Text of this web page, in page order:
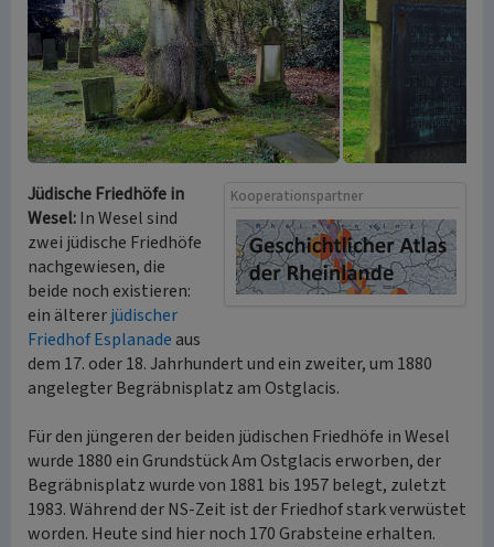
Kooperationspartner
Jüdische Friedhöfe in
Wesel:In Wesel sind
zwei jüdische Friedhöfe
nachgewiesen, die
beide noch existieren:
ein ältererjüdischer
Friedhof Esplanade aus
dem 17. oder 18. Jahrhundert und ein zweiter, um 1880
angelegter Begräbnisplatz am Ostglacis.
Für den jüngeren der beiden jüdischen Friedhöfe in Wesel
wurde 1880 ein Grundstück Am Ostglacis erworben, der
Begräbnisplatz wurde von 1881 bis 1957 belegt, zuletzt
1983. Während der NS-Zeit ist der Friedhof stark verwüstet
worden. Heute sind hier noch 170 Grabsteine erhalten.